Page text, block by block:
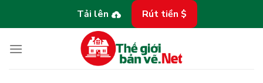
dung
Tải lên Rút tiền $